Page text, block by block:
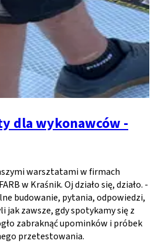
dla wykonawców -
warsztatami w firmach
w Kraśnik. Oj działo się, działo. -
budowanie, pytania, odpowiedzi,
jak zawsze, gdy spotykamy się z
zabraknąć upominków i próbek
przetestowania.